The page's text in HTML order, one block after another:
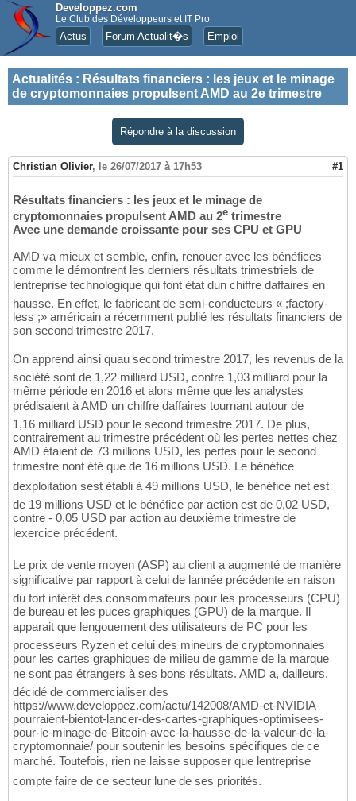
Developpez.com
Le Club des Développeurs et IT Pro
Actus Forum Actualit�s Emploi
Actualités : Résultats financiers : les jeux et le minage
de cryptomonnaies propulsent AMD au 2e trimestre
Répondre à la discussion
Christian Olivier, le 26/07/2017 à 17h53 #1
Résultats financiers : les jeux et le minage de
cryptomonnaies propulsent AMD au 2e trimestre
Avec une demande croissante pour ses CPU et GPU
AMD va mieux et semble, enfin, renouer avec les bénéfices
comme le démontrent les derniers résultats trimestriels de
lentreprise technologique qui font état dun chiffre daffaires en
hausse. En effet, le fabricant de semi-conducteurs « ;factory-
less ;» américain a récemment publié les résultats financiers de
son second trimestre 2017.
On apprend ainsi quau second trimestre 2017, les revenus de la
société sont de 1,22 milliard USD, contre 1,03 milliard pour la
même période en 2016 et alors même que les analystes
prédisaient à AMD un chiffre daffaires tournant autour de
1,16 milliard USD pour le second trimestre 2017. De plus,
contrairement au trimestre précédent où les pertes nettes chez
AMD étaient de 73 millions USD, les pertes pour le second
trimestre nont été que de 16 millions USD. Le bénéfice
dexploitation sest établi à 49 millions USD, le bénéfice net est
de 19 millions USD et le bénéfice par action est de 0,02 USD,
contre - 0,05 USD par action au deuxième trimestre de
lexercice précédent.
Le prix de vente moyen (ASP) au client a augmenté de manière
significative par rapport à celui de lannée précédente en raison
du fort intérêt des consommateurs pour les processeurs (CPU)
de bureau et les puces graphiques (GPU) de la marque. Il
apparait que lengouement des utilisateurs de PC pour les
processeurs Ryzen et celui des mineurs de cryptomonnaies
pour les cartes graphiques de milieu de gamme de la marque
ne sont pas étrangers à ses bons résultats. AMD a, dailleurs,
décidé de commercialiser des
https://www.developpez.com/actu/142008/AMD-et-NVIDIA-
pourraient-bientot-lancer-des-cartes-graphiques-optimisees-
pour-le-minage-de-Bitcoin-avec-la-hausse-de-la-valeur-de-la-
cryptomonnaie/ pour soutenir les besoins spécifiques de ce
marché. Toutefois, rien ne laisse supposer que lentreprise
compte faire de ce secteur lune de ses priorités.